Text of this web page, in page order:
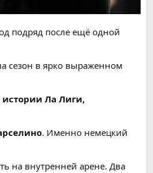
подряд после ещё одной
сезон в ярко выраженном
истории Ла Лиги,
. Именно немецкий
на внутренней арене. Два